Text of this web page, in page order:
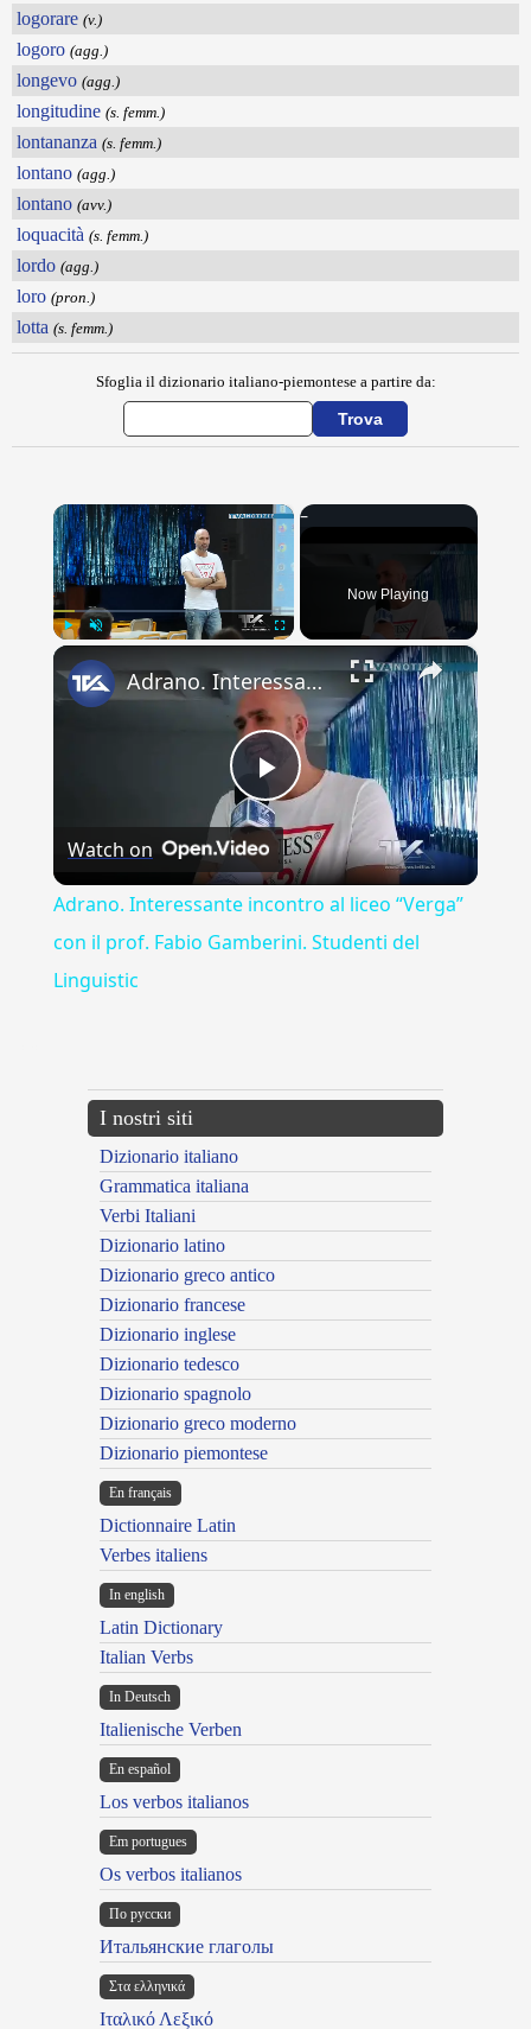
logorare (v.)
logoro (agg.)
longevo (agg.)
longitudine (s. femm.)
lontananza (s. femm.)
lontano (agg.)
lontano (avv.)
loquacità (s. femm.)
lordo (agg.)
loro (pron.)
lotta (s. femm.)
Sfoglia il dizionario italiano-piemontese a partire da:
×
Now Playing
×
Play
Video
Adrano. Interessante incontro al liceo “Verga” con il prof. Fabio Gamberini. Studenti del Linguistic
Watch on
Adrano. Interessante incontro al liceo “Verga”
con il prof. Fabio Gamberini. Studenti del
Linguistic
I nostri siti
Dizionario italiano
Grammatica italiana
Verbi Italiani
Dizionario latino
Dizionario greco antico
Dizionario francese
Dizionario inglese
Dizionario tedesco
Dizionario spagnolo
Dizionario greco moderno
Dizionario piemontese
En français
Dictionnaire Latin
Verbes italiens
In english
Latin Dictionary
Italian Verbs
In Deutsch
Italienische Verben
En español
Los verbos italianos
Em portugues
Os verbos italianos
По русски
Итальянские глаголы
Στα ελληνικά
Ιταλικό Λεξικό